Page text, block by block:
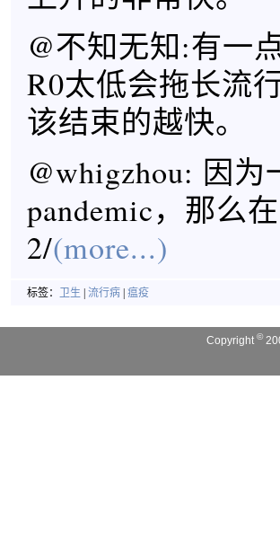
@不知无知:有一
R0太低会拖长流
该结束的越快。
@whigzhou: 因
pandemic，那么
2/(more...)
标签： 卫生 流行病 瘟疫
Copyright©